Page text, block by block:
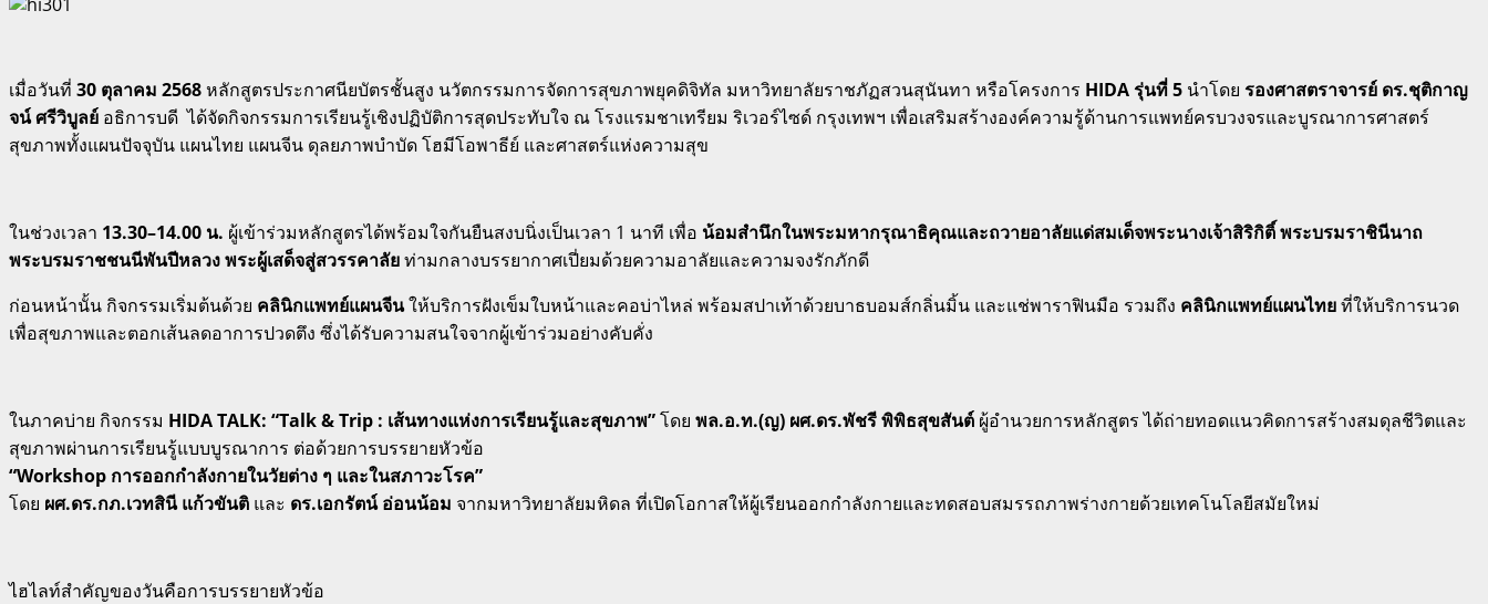
เมื่อวันที่ 30 ตุลาคม 2568หลักสูตรประกาศนียบัตรชั้นสูง นวัตกรรมการจัดการสุขภาพยุคดิจิทัล มหาวิทยาลัยราชภัฏสวนสุนันทา หรือโครงการ HIDA รุ่นที่ 5 นำโดย รองศาสตราจารย์ ดร.ชุติกาญ
จน์ ศรีวิบูลย์ อธิการบดี ได้จัดกิจกรรมการเรียนรู้เชิงปฏิบัติการสุดประทับใจ ณ โรงแรมชาเทรียม ริเวอร์ไซด์ กรุงเทพฯ เพื่อเสริมสร้างองค์ความรู้ด้านการแพทย์ครบวงจรและบูรณาการศาสตร์
สุขภาพทั้งแผนปัจจุบัน แผนไทย แผนจีน ดุลยภาพบำบัด โฮมีโอพาธีย์ และศาสตร์แห่งความสุข
ในช่วงเวลา 13.30–14.00 น. ผู้เข้าร่วมหลักสูตรได้พร้อมใจกันยืนสงบนิ่งเป็นเวลา 1 นาที เพื่อ น้อมสำนึกในพระมหากรุณาธิคุณและถวายอาลัยแด่สมเด็จพระนางเจ้าสิริกิติ์ พระบรมราชินีนาถ
พระบรมราชชนนีพันปีหลวง พระผู้เสด็จสู่สวรรคาลัยท่ามกลางบรรยากาศเปี่ยมด้วยความอาลัยและความจงรักภักดี
ก่อนหน้านั้น กิจกรรมเริ่มต้นด้วย คลินิกแพทย์แผนจีนให้บริการฝังเข็มใบหน้าและคอบ่าไหล่ พร้อมสปาเท้าด้วยบาธบอมส์กลิ่นมิ้น และแช่พาราฟินมือ รวมถึง คลินิกแพทย์แผนไทยที่ให้บริการนวด
เพื่อสุขภาพและตอกเส้นลดอาการปวดตึง ซึ่งได้รับความสนใจจากผู้เข้าร่วมอย่างคับคั่ง
ในภาคบ่าย กิจกรรม HIDA TALK: “Talk & Trip : เส้นทางแห่งการเรียนรู้และสุขภาพ”โดย พล.อ.ท.(ญ) ผศ.ดร.พัชรี พิพิธสุขสันต์ ผู้อำนวยการหลักสูตร ได้ถ่ายทอดแนวคิดการสร้างสมดุลชีวิตและ
สุขภาพผ่านการเรียนรู้แบบบูรณาการ ต่อด้วยการบรรยายหัวข้อ
“Workshop การออกกำลังกายในวัยต่าง ๆ และในสภาวะโรค”
โดย ผศ.ดร.กภ.เวทสินี แก้วขันติ และ ดร.เอกรัตน์ อ่อนน้อม จากมหาวิทยาลัยมหิดล ที่เปิดโอกาสให้ผู้เรียนออกกำลังกายและทดสอบสมรรถภาพร่างกายด้วยเทคโนโลยีสมัยใหม่
ไฮไลท์สำคัญของวันคือการบรรยายหัวข้อ